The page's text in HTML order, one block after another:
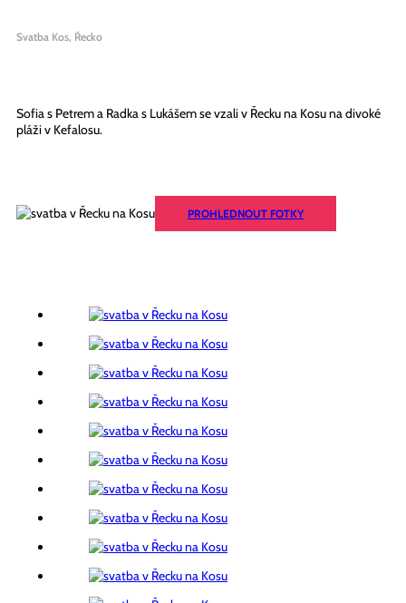
Svatba Kos, Řecko
Sofia s Petrem a Radka s Lukášem se vzali v Řecku na Kosu na divoké
pláži v Kefalosu.
PROHLEDNOUT FOTKY